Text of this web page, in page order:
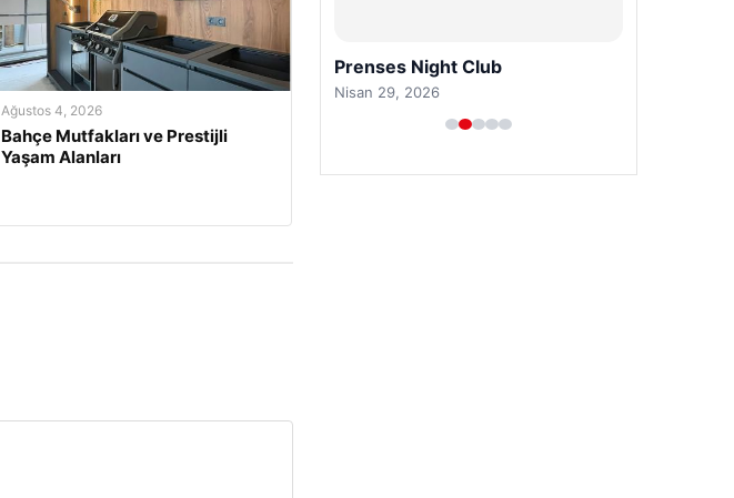
Ağustos 4, 2026
Bahçe Mutfakları ve Prestijli
Yaşam Alanları
Prenses Night Club
Nisan 29, 2026